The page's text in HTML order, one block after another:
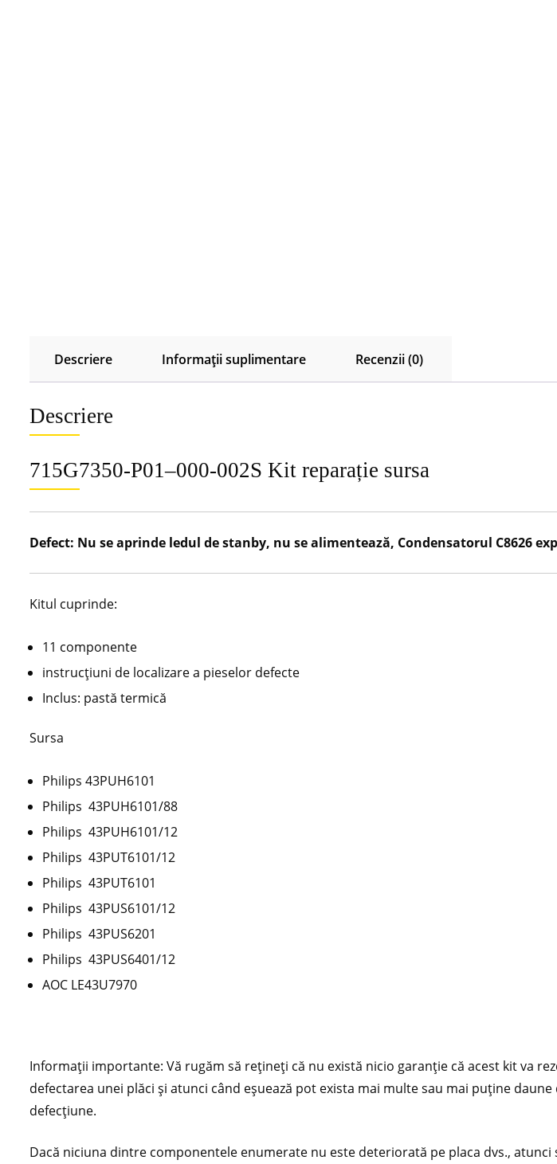
Descriere Informații suplimentare Recenzii (0)
Descriere
715G7350-P01–000-002S Kit reparație sursa
Defect: Nu se aprinde ledul de stanby, nu se alimentează, Condensatorul C8626
Kitul cuprinde:
11 componente
instrucțiuni de localizare a pieselor defecte
Inclus: pastă termică
Sursa
Philips 43PUH6101
Philips 43PUH6101/88
Philips 43PUH6101/12
Philips 43PUT6101/12
Philips 43PUT6101
Philips 43PUS6101/12
Philips 43PUS6201
Philips 43PUS6401/12
AOC LE43U7970
Informații importante: Vă rugăm să rețineți că nu există nicio garanție că acest kit va
defectarea unei plăci și atunci când eșuează pot exista mai multe sau mai puține
defecțiune.
Dacă niciuna dintre componentele enumerate nu este deteriorată pe placa dvs.,